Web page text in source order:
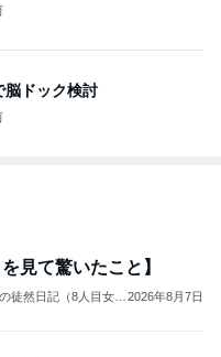
脳ドック検討
見て驚いたこと】
徒然日記（8人目女の 2026年8月7日